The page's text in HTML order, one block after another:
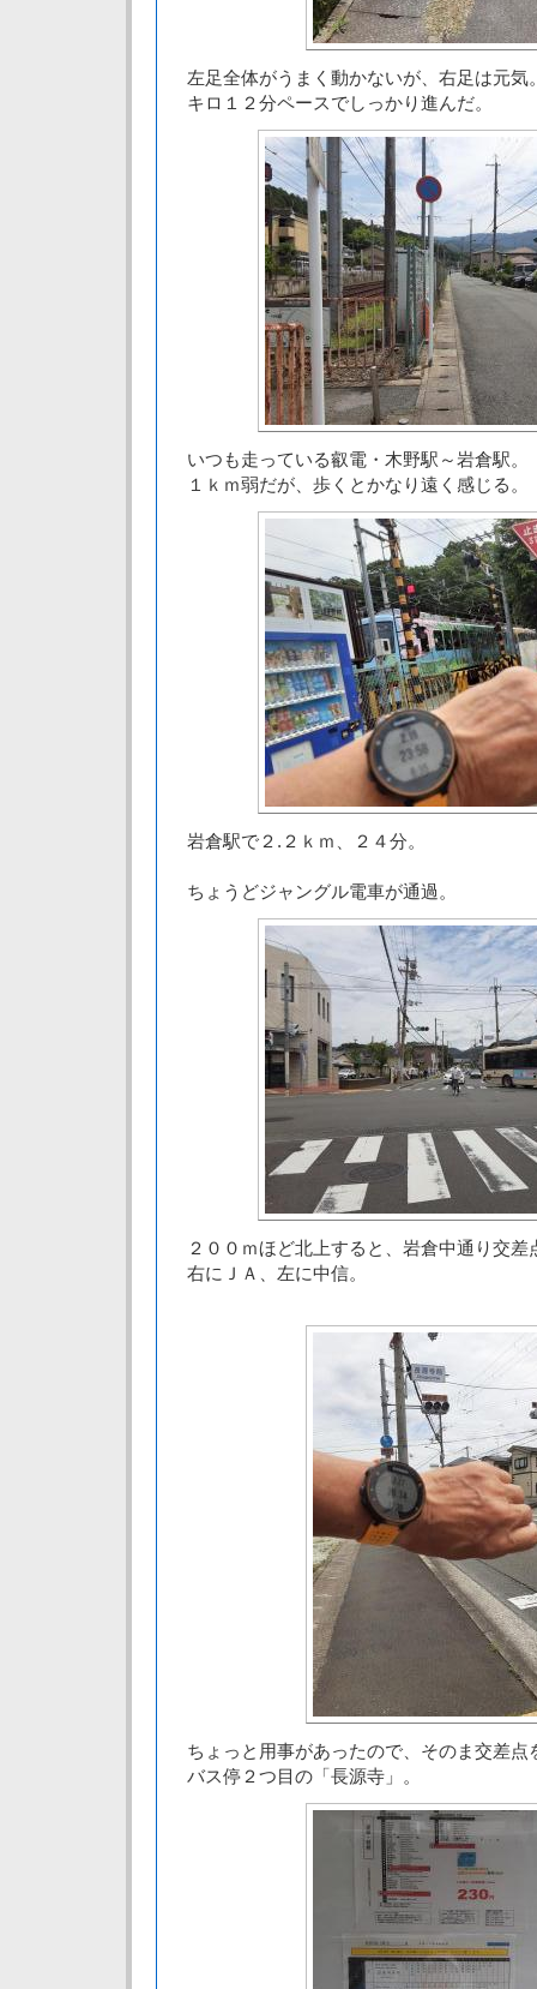
左足全体がうまく動かないが、右足は元気
キロ１２分ペースでしっかり進んだ。
いつも走っている叡電・木野駅～岩倉駅。
１ｋｍ弱だが、歩くとかなり遠く感じる。
岩倉駅で２.２ｋｍ、２４分。
ちょうどジャングル電車が通過。
２００ｍほど北上すると、岩倉中通り交差
右にＪＡ、左に中信。
ちょっと用事があったので、そのま交差点
バス停２つ目の「長源寺」。